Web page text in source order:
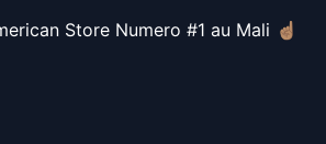
Store Numero #1 au Mali ☝🏽